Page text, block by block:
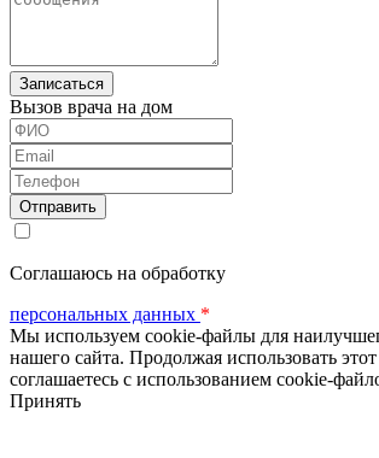
Вызов врача на дом
ФИО
Email
Телефон
Соглашаюсь на обработку
персональных данных *
Мы используем cookie-файлы для
нашего сайта. Продолжая использовать
соглашаетесь с использованием cookie-
Принять